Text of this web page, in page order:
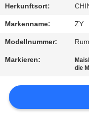
SIE
MIT
UNS
IN
Herkunftsort:
Markenname: ZY
Modellnummer:
Markieren:
die